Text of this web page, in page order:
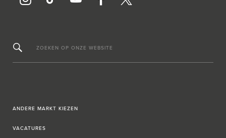
ZOEKEN OP ONZE WEBSITE
ANDERE MARKT KIEZEN
VACATURES